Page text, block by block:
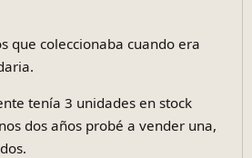
que coleccionaba cuando era
tenía 3 unidades en stock
dos años probé a vender una,